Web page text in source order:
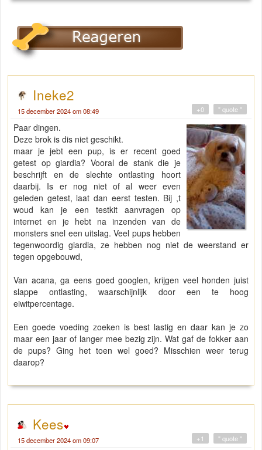
Ineke2
15 december 2024 om 08:49 " quote "
+0
Paar dingen.
Deze brok is dis niet geschikt.
maar je jebt een pup, is er recent goed
getest op giardia? Vooral de stank die je
beschrijft en de slechte ontlasting hoort
daarbij. Is er nog niet of al weer even
geleden getest, laat dan eerst testen. Bij ,t
woud kan je een testkit aanvragen op
internet en je hebt na inzenden van de
monsters snel een uitslag. Veel pups hebben
tegenwoordig giardia, ze hebben nog niet de weerstand er
tegen opgebouwd,
Van acana, ga eens goed googlen, krijgen veel honden juist
slappe ontlasting, waarschijnlijk door een te hoog
eiwitpercentage.
Een goede voeding zoeken is best lastig en daar kan je zo
maar een jaar of langer mee bezig zijn. Wat gaf de fokker aan
de pups? Ging het toen wel goed? Misschien weer terug
daarop?
Kees
15 december 2024 om 09:07 " quote "
+1